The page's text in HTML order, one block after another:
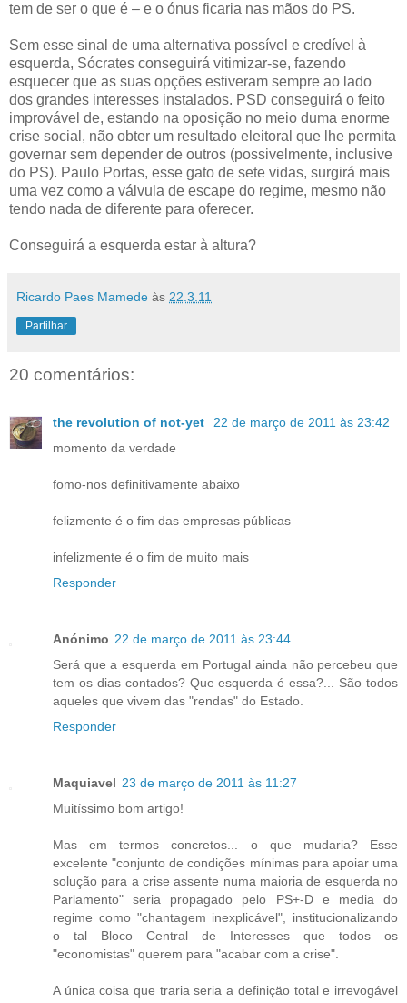
tem de ser o que é – e o ónus ficaria nas mãos do PS.
Sem esse sinal de uma alternativa possível e credível à
esquerda, Sócrates conseguirá vitimizar-se, fazendo
esquecer que as suas opções estiveram sempre ao lado
dos grandes interesses instalados. PSD conseguirá o feito
improvável de, estando na oposição no meio duma enorme
crise social, não obter um resultado eleitoral que lhe permita
governar sem depender de outros (possivelmente, inclusive
do PS). Paulo Portas, esse gato de sete vidas, surgirá mais
uma vez como a válvula de escape do regime, mesmo não
tendo nada de diferente para oferecer.
Conseguirá a esquerda estar à altura?
Ricardo Paes Mamede às 22.3.11
Partilhar
20 comentários:
the revolution of not-yet
22 de março de 2011 às 23:42
momento da verdade
fomo-nos definitivamente abaixo
felizmente é o fim das empresas públicas
infelizmente é o fim de muito mais
Responder
Anónimo 22 de março de 2011 às 23:44
Será que a esquerda em Portugal ainda não percebeu que
tem os dias contados? Que esquerda é essa?... São todos
aqueles que vivem das "rendas" do Estado.
Responder
Maquiavel 23 de março de 2011 às 11:27
Muitíssimo bom artigo!
Mas em termos concretos... o que mudaria? Esse
excelente "conjunto de condições mínimas para apoiar uma
solução para a crise assente numa maioria de esquerda no
Parlamento" seria propagado pelo PS+-D e media do
regime como "chantagem inexplicável", institucionalizando
o tal Bloco Central de Interesses que todos os
"economistas" querem para "acabar com a crise".
A única coisa que traria seria a definiçäo total e irrevogável